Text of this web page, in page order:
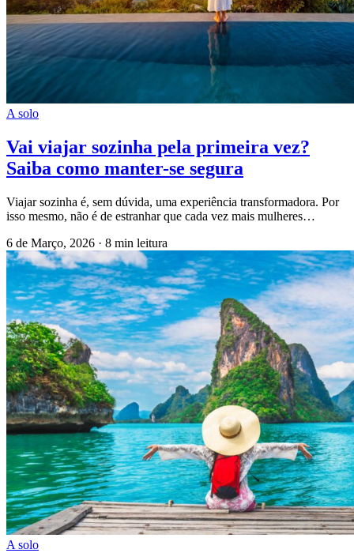
A solo
Vai viajar sozinha pela primeira vez?
Saiba como manter-se segura
Viajar sozinha é, sem dúvida, uma experiência transformadora. Por
isso mesmo, não é de estranhar que cada vez mais mulheres…
6 de Março, 2026 · 8 min leitura
A solo